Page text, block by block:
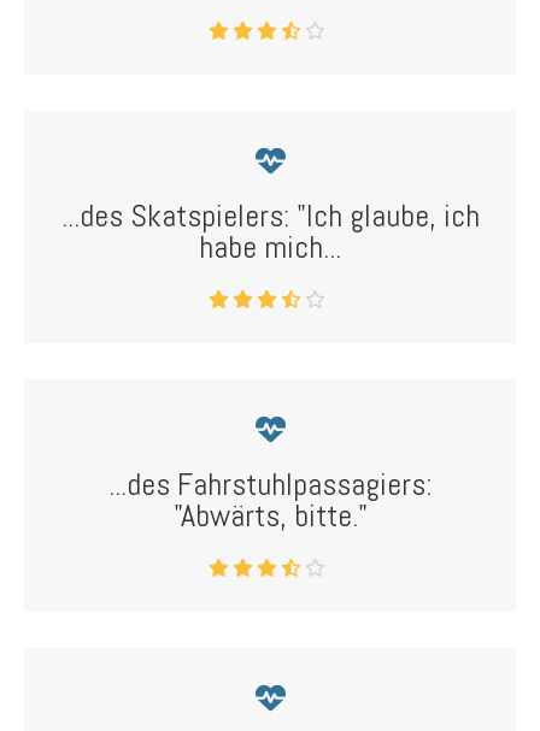
...des Skatspielers: "Ich glaube, ich
habe mich...
...des Fahrstuhlpassagiers:
"Abwärts, bitte."